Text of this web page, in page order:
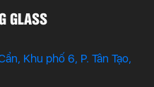
GLASS
Khu phố 6, P. Tân Tạo,